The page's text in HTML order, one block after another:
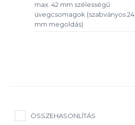
max. 42 mm szélességű
üvegcsomagok (szabványos 24
mm megoldás)
ÖSSZEHASONLÍTÁS